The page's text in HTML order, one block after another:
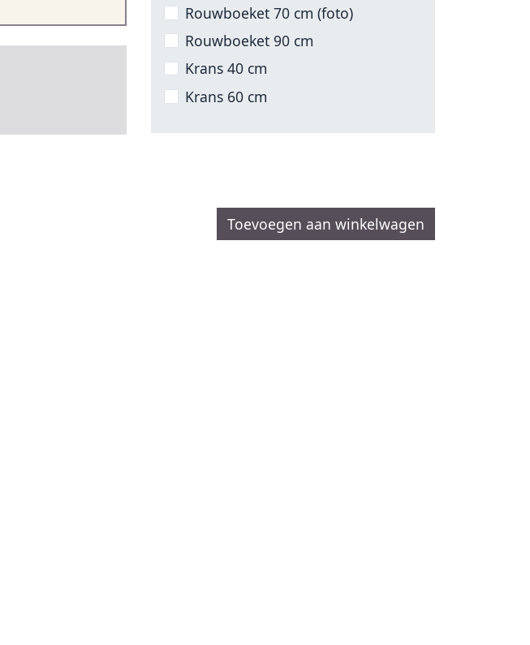
Rouwboeket 70 cm (foto)
Rouwboeket 90 cm
Krans 40 cm
Krans 60 cm
Toevoegen aan winkelwagen